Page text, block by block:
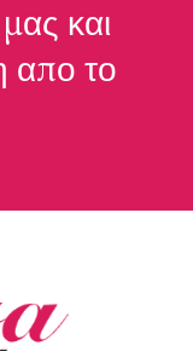
και
απο το